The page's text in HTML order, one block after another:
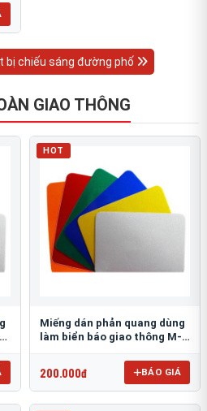
bị chiếu sáng đường phố
GIAO THÔNG
HOT
Miếng dán phản quang dùng
làm biển báo giao thông M-
200.000đ BÁO GIÁ